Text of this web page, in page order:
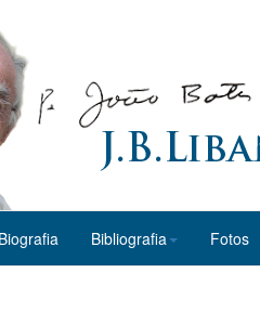
Biografia Bibliografia Fotos